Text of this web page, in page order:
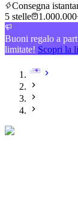
Consegna
5 stelle
Buoni regalo a
limitate! Scopri la